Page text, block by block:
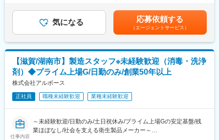
・原料の計量や投入作業
・洗浄剤や石鹸液の調合作業
・製品チェックや品質確認
・製造設備の洗浄、点検作業
入社後は原料の計量や機械操作、品質確認など基礎業務からスタ
ートし、先輩社員のサポートを受けながら徐々に担当領域を広げ
ていただきます。将来的には管理職としてキャリアアップするこ
とが可能です。
■環境：
20代～30代の若手社員が多く活躍しており、異業種からの転職者
気になる 応募依頼する
（エージェントサービス）
【滋賀/湖南市】製造スタッフ※未経験歓迎（消毒・洗浄
剤）◆プライム上場G/日勤のみ/創業50年以上
株式会社アルボース
正社員 職種未経験歓迎 業種未経験歓迎
仕事内容
～未経験歓迎/日勤のみ/土日祝休み/プライム上場Gの安定基盤/残
業ほぼなし/社会を支える衛生製品メーカー～